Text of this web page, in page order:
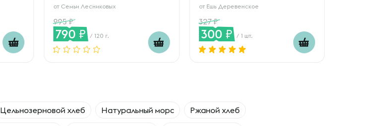
от Семьи Лесниковых
995
790 / 120 г.
от Ешь Деревенское
327
300 / 1 шт.
Цельнозерновой хлеб Натуральный морс Ржаной хлеб